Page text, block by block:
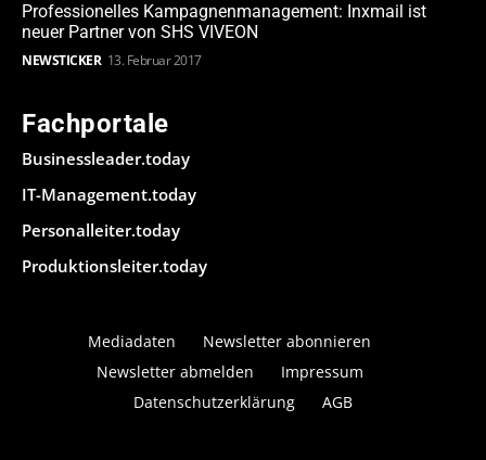
Professionelles Kampagnenmanagement: Inxmail ist
neuer Partner von SHS VIVEON
NEWSTICKER 13. Februar 2017
Fachportale
Businessleader.today
IT-Management.today
Personalleiter.today
Produktionsleiter.today
Mediadaten
Newsletter abonnieren
Newsletter abmelden
Impressum
Datenschutzerklärung
AGB